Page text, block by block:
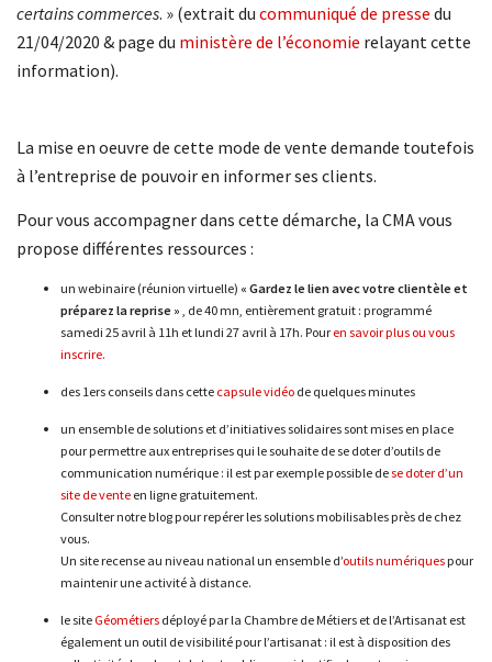
certains commerces. » (extrait du communiqué de presse du
21/04/2020 & page du ministère de l’économie relayant cette
information).
La mise en oeuvre de cette mode de vente demande toutefois
à l’entreprise de pouvoir en informer ses clients.
Pour vous accompagner dans cette démarche, la CMA vous
propose différentes ressources :
un webinaire (réunion virtuelle) « Gardez le lien avec votre clientèle et
préparez la reprise » , de 40 mn, entièrement gratuit : programmé
samedi 25 avril à 11h et lundi 27 avril à 17h. Pour en savoir plus ou vous
inscrire.
des 1ers conseils dans cette capsule vidéo de quelques minutes
un ensemble de solutions et d’initiatives solidaires sont mises en place
pour permettre aux entreprises qui le souhaite de se doter d’outils de
communication numérique : il est par exemple possible de se doter d’un
site de vente en ligne gratuitement.
Consulter notre blog pour repérer les solutions mobilisables près de chez
vous.
Un site recense au niveau national un ensemble d’outils numériquespour
maintenir une activité à distance.
le site Géométiers déployé par la Chambre de Métiers et de l’Artisanat est
également un outil de visibilité pour l’artisanat : il est à disposition des